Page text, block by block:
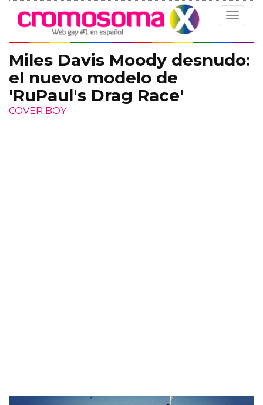
Toggle
Miles Davis Moody desnudo:
el nuevo modelo de
'RuPaul's Drag Race'
COVER BOY